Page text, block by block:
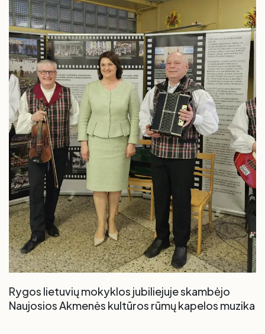
Rygos lietuvių mokyklos jubiliejuje skambėjo
Naujosios Akmenės kultūros rūmų kapelos muzika